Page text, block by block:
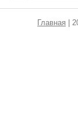
Главная |